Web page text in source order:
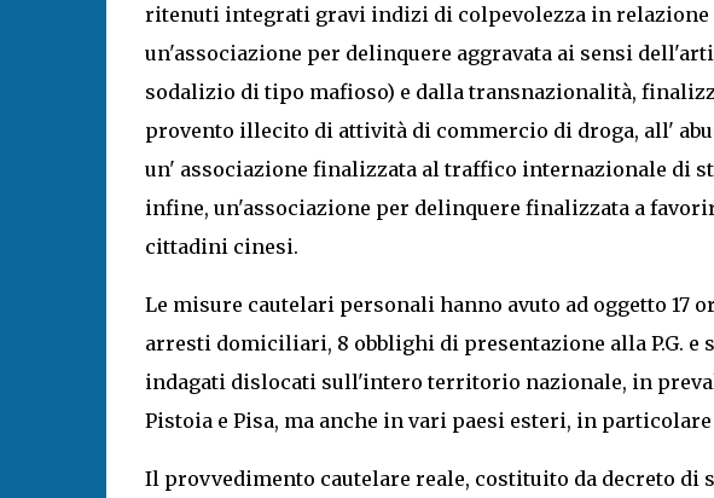
ritenuti integrati gravi indizi di colpevolezza in relazione
un'associazione per delinquere aggravata ai sensi
sodalizio di tipo mafioso) e dalla transnazionalità,
provento illecito di attività di commercio di droga, all'
un' associazione finalizzata al traffico internazionale di
infine, un'associazione per delinquere finalizzata a
cittadini cinesi.
Le misure cautelari personali hanno avuto ad oggetto 17
arresti domiciliari, 8 obblighi di presentazione alla P.G. e
indagati dislocati sull'intero territorio nazionale, in
Pistoia e Pisa, ma anche in vari paesi esteri, in particolare
Il provvedimento cautelare reale, costituito da decreto di